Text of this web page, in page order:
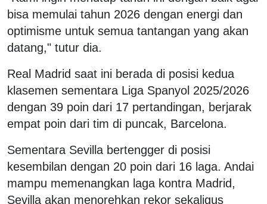
bisa memulai tahun 2026 dengan energi dan
optimisme untuk semua tantangan yang akan
datang," tutur dia.
Real Madrid saat ini berada di posisi kedua
klasemen sementara Liga Spanyol 2025/2026
dengan 39 poin dari 17 pertandingan, berjarak
empat poin dari tim di puncak, Barcelona.
Sementara Sevilla bertengger di posisi
kesembilan dengan 20 poin dari 16 laga. Andai
mampu memenangkan laga kontra Madrid,
Sevilla akan menorehkan rekor sekaligus